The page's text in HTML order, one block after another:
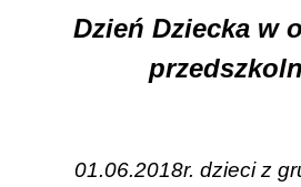
TreśćDzień Dziecka w
01.06.2018r. dzieci z